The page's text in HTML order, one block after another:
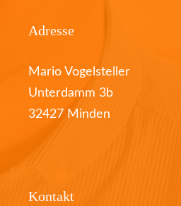
Adresse
Mario Vogelsteller
Unterdamm 3b
32427 Minden
Kontakt